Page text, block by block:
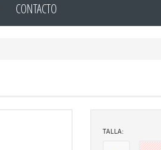
CONTACTO
TALLA: